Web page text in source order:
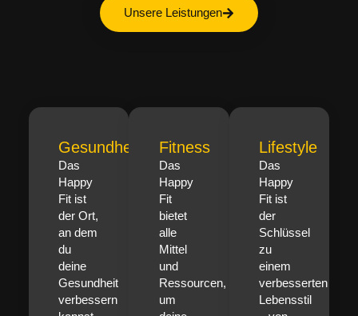
Gesundheit
Das
Happy
Fit ist
der Ort,
an dem
du
deine
Gesundheit
verbessern
Fitness
Das
Happy
Fit
bietet
alle
Mittel
und
Ressourcen,
um
Lifestyle
Das
Happy
Fit ist
der
Schlüssel
zu
einem
verbesserten
Lebensstil
Unsere Leistungen